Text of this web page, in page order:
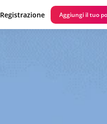
Registrazione
Aggiungi il tuo